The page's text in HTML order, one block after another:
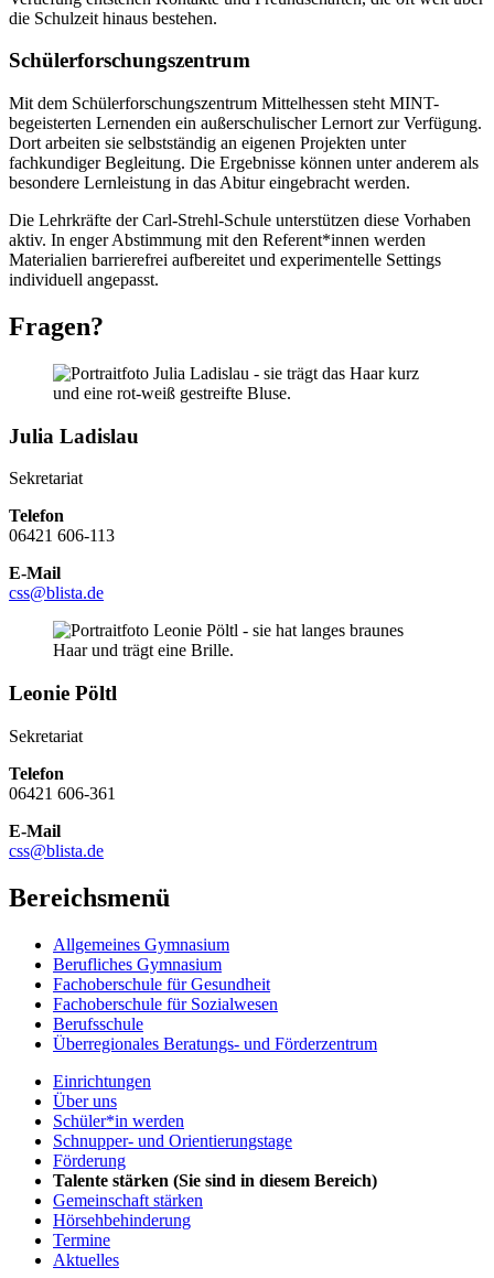
die Schulzeit hinaus bestehen.
Schülerforschungszentrum
Mit dem Schülerforschungszentrum Mittelhessen steht MINT-
begeisterten Lernenden ein außerschulischer Lernort zur Verfügung.
Dort arbeiten sie selbstständig an eigenen Projekten unter
fachkundiger Begleitung. Die Ergebnisse können unter anderem als
besondere Lernleistung in das Abitur eingebracht werden.
Die Lehrkräfte der Carl-Strehl-Schule unterstützen diese Vorhaben
aktiv. In enger Abstimmung mit den Referent*innen werden
Materialien barrierefrei aufbereitet und experimentelle Settings
individuell angepasst.
Fragen?
Julia Ladislau
Sekretariat
Telefon
06421 606-113
E-Mail
css@blista.de
Leonie Pöltl
Sekretariat
Telefon
06421 606-361
E-Mail
css@blista.de
Bereichsmenü
Allgemeines Gymnasium
Berufliches Gymnasium
Fachoberschule für Gesundheit
Fachoberschule für Sozialwesen
Berufsschule
Überregionales Beratungs- und Förderzentrum
Einrichtungen
Über uns
Schüler*in werden
Schnupper- und Orientierungstage
Förderung
Talente stärken (Sie sind in diesem Bereich)
Gemeinschaft stärken
Hörsehbehinderung
Termine
Aktuelles